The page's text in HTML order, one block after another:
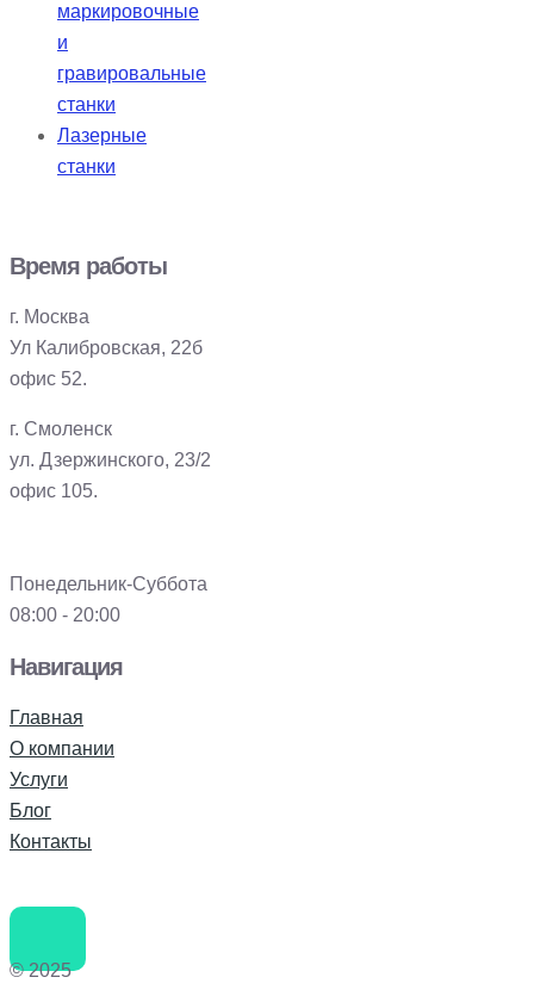
маркировочные
и
гравировальные
станки
Лазерные
станки
Время работы
г. Москва
Ул Калибровская, 22б
офис 52.
г. Смоленск
ул. Дзержинского, 23/2
офис 105.
Понедельник-Суббота
08:00 - 20:00
Навигация
Главная
О компании
Услуги
Блог
Контакты
© 2025